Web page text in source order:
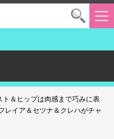
ト＆ヒップは肉感まで巧みに表
イア＆セツナ＆クレハがチャ